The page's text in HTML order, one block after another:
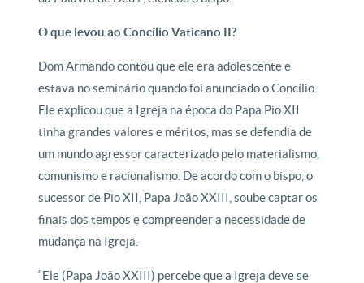
O que levou ao Concílio Vaticano II?
Dom Armando contou que ele era adolescente e
estava no seminário quando foi anunciado o Concílio.
Ele explicou que a Igreja na época do Papa Pio XII
tinha grandes valores e méritos, mas se defendia de
um mundo agressor caracterizado pelo materialismo,
comunismo e racionalismo. De acordo com o bispo, o
sucessor de Pio XII, Papa João XXIII, soube captar os
finais dos tempos e compreender a necessidade de
mudança na Igreja.
“Ele (Papa João XXIII) percebe que a Igreja deve se